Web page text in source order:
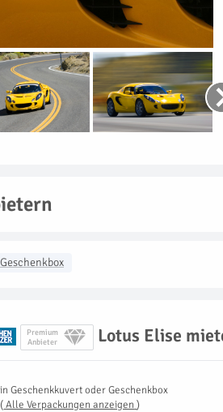
Geschenkbox
Premium
Anbieter
Lotus Elise
inGeschenkkuvert oder Geschenkbox
( Alle Verpackungen anzeigen )